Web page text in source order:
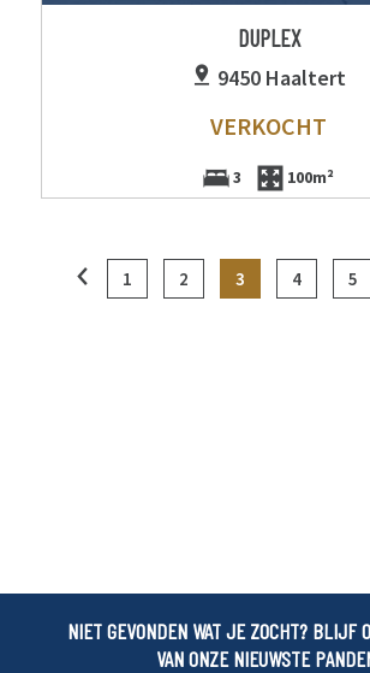
DUPLEX
9450 Haaltert
VERKOCHT
3 100m²
1 2 3 4 5
NIET GEVONDEN WAT JE ZOCHT? BLIJF
VAN ONZE NIEUWSTE